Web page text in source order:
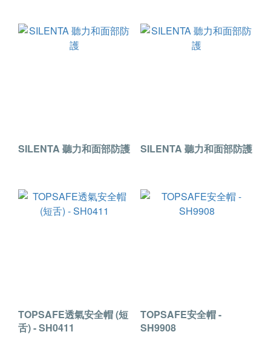
SILENTA 聽力和面部防護 SILENTA 聽力和面部防護
TOPSAFE透氣安全帽 (短
舌) - SH0411
TOPSAFE安全帽 -
SH9908